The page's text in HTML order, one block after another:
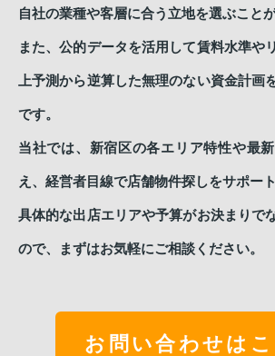
自社の業種や客層に合う立地を選ぶこと
また、公的データを活用して賃料水準や
上予測から逆算した無理のない資金計画
です。
当社では、新宿区の各エリア特性や最
え、経営者目線で店舗物件探しをサポー
具体的な出店エリアや予算がお決まりで
ので、まずはお気軽にご相談ください。
お問い合わせはこ